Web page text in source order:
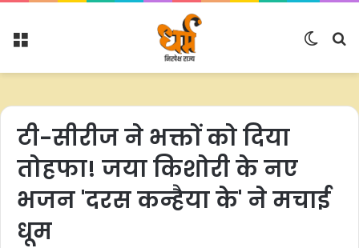
Menu
Switch
टी-सीरीज ने भक्तों को दिया
तोहफा! जया किशोरी के नए
भजन 'दरस कन्हैया के' ने मचाई
धूम